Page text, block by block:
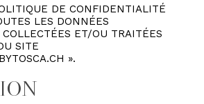
DE CONFIDENTIALITÉ
LES DONNÉES
ET/OU TRAITÉES
SITE
».